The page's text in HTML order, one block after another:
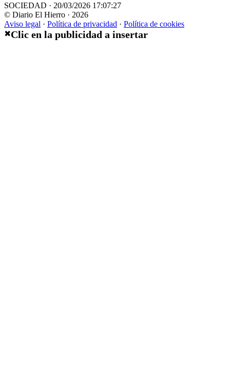
SOCIEDAD · 20/03/2026 17:07:27
© Diario El Hierro · 2026
Aviso legal · Política de privacidad · Política de cookies
✖Clic en la publicidad a insertar